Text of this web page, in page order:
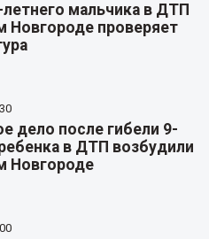
летнего мальчика в ДТП
Новгороде проверяет
дело после гибели 9-
в ДТП возбудили
Новгороде